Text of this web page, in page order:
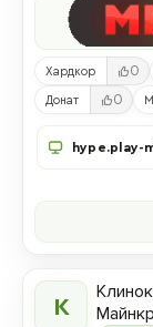
Хардкор 0
Донат 0
hype.play-
К